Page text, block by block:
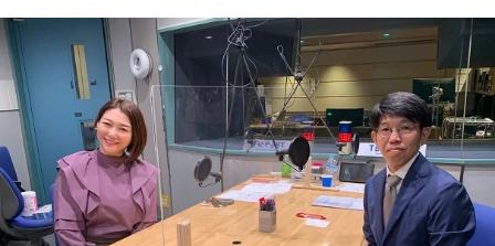
トピックス
TBS Podcast
お知らせ
イベント・グッズ
YouTube
会社情報